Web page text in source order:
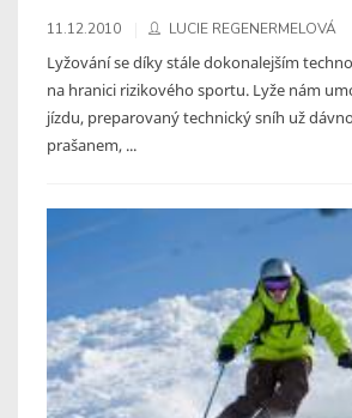
11.12.2010 LUCIE REGENERMELOVÁ
Lyžování se díky stále dokonalejším
na hranici rizikového sportu. Lyže nám
jízdu, preparovaný technický sníh už
prašanem, ...